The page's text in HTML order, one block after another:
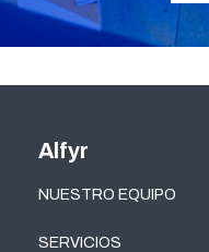
Alfyr
NUESTRO EQUIPO
SERVICIOS